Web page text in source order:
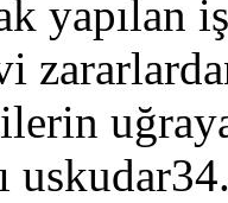
yapılan